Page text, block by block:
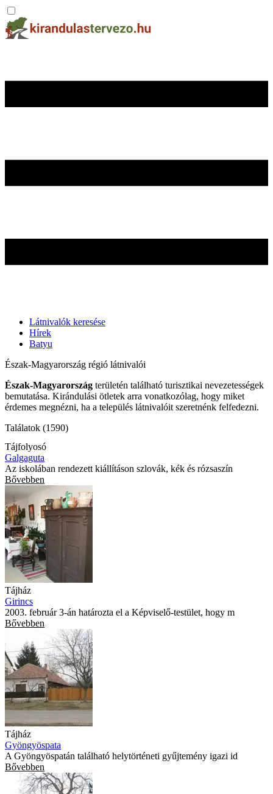
Látnivalók keresése
Hírek
Batyu
Észak-Magyarország régió látnivalói
Észak-Magyarország területén található turisztikai nevezetességek
bemutatása. Kirándulási ötletek arra vonatkozólag, hogy miket
érdemes megnézni, ha a település látnivalóit szeretnénk felfedezni.
Találatok (1590)
Tájfolyosó
Galgaguta
Az iskolában rendezett kiállításon szlovák, kék és rózsaszín
Bővebben
Tájház
Girincs
2003. február 3-án határozta el a Képviselő-testület, hogy m
Bővebben
Tájház
Gyöngyöspata
A Gyöngyöspatán található helytörténeti gyűjtemény igazi id
Bővebben